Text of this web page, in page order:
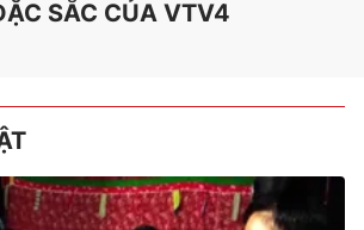
SẮC CỦA VTV4